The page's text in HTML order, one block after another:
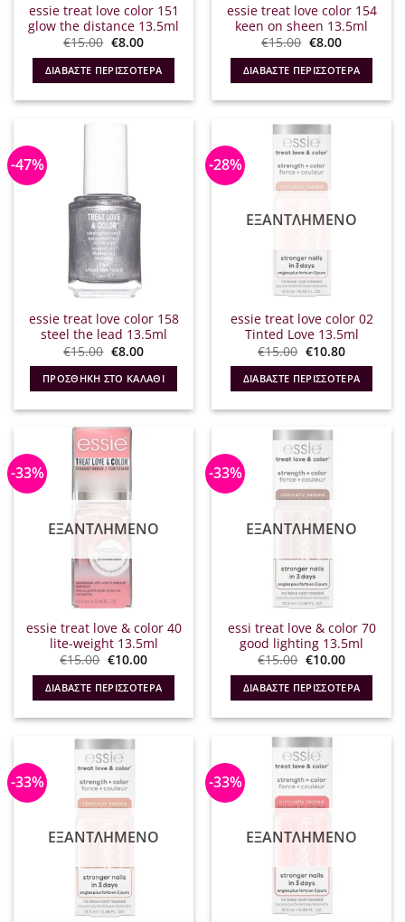
essie treat love color 151
glow the distance 13.5ml
€15.00 Original
price
was:
€15.00.
€8.00Η
τιμή
είναι:
€8.00.
ΔΙΑΒΆΣΤΕ ΠΕΡΙΣΣΌΤΕΡΑ
essie treat love color 154
keen on sheen 13.5ml
€15.00 Original
price
was:
€15.00.
€8.00Η
τιμή
είναι:
€8.00.
ΔΙΑΒΆΣΤΕ ΠΕΡΙΣΣΌΤΕΡΑ
-47%
essie treat love color 158
steel the lead 13.5ml
€15.00 Original
price
was:
€15.00.
€8.00Η
τιμή
είναι:
€8.00.
ΠΡΟΣΘΉΚΗ ΣΤΟ ΚΑΛΆΘΙ
-28%
ΕΞΑΝΤΛΗΜΈΝΟ
essie treat love color 02
Tinted Love 13.5ml
€15.00 Original
price
was:
€15.00.
€10.80Η
τιμή
είναι:
€10.80.
ΔΙΑΒΆΣΤΕ ΠΕΡΙΣΣΌΤΕΡΑ
-33%
ΕΞΑΝΤΛΗΜΈΝΟ
essie treat love & color 40
lite-weight 13.5ml
€15.00 Original
price
was:
€15.00.
€10.00Η
τιμή
είναι:
€10.00.
ΔΙΑΒΆΣΤΕ ΠΕΡΙΣΣΌΤΕΡΑ
-33%
ΕΞΑΝΤΛΗΜΈΝΟ
essi treat love & color 70
good lighting 13.5ml
€15.00 Original
price
was:
€15.00.
€10.00Η
τιμή
είναι:
€10.00.
ΔΙΑΒΆΣΤΕ ΠΕΡΙΣΣΌΤΕΡΑ
-33%
ΕΞΑΝΤΛΗΜΈΝΟ
-33%
ΕΞΑΝΤΛΗΜΈΝΟ